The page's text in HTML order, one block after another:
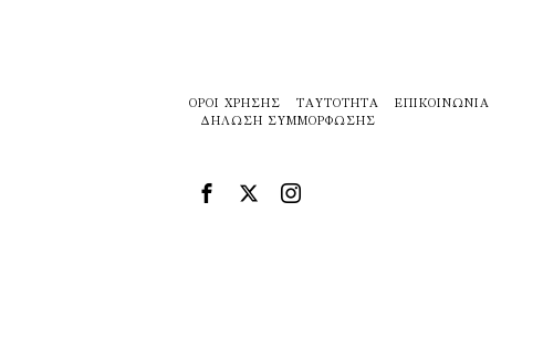
ΌΡΟΙ ΧΡΉΣΗΣ ΤΑΥΤΌΤΗΤΑ
ΕΠΙΚΟΙΝΩΝΊΑ
ΔΉΛΩΣΗ ΣΥΜΜΌΡΦΩΣΗΣ